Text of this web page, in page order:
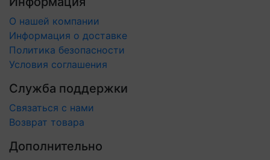
О нашей компании
Информация о доставке
Политика безопасности
Условия соглашения
Служба поддержки
Связаться с нами
Возврат товара
Дополнительно